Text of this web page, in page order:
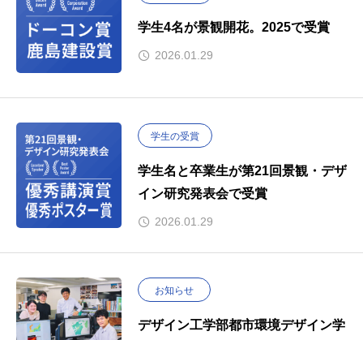
学生4名が景観開花。2025で受賞
2026.01.29
学生の受賞
学生名と卒業生が第21回景観・デザ
イン研究発表会で受賞
2026.01.29
お知らせ
デザイン工学部都市環境デザイン学